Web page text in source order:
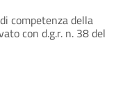
competenza della
con d.g.r. n. 38 del